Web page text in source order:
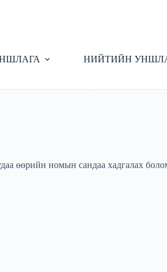
НИЙТИЙН
өөрийн номын сандаа хадгалах